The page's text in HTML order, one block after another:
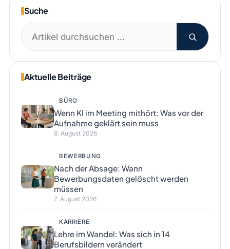
Suche
Suchen
nach:
Aktuelle Beiträge
BÜRO
Wenn KI im Meeting mithört: Was vor der
Aufnahme geklärt sein muss
8. August 2026
BEWERBUNG
Nach der Absage: Wann
Bewerbungsdaten gelöscht werden
müssen
7. August 2026
KARRIERE
Lehre im Wandel: Was sich in 14
Berufsbildern verändert